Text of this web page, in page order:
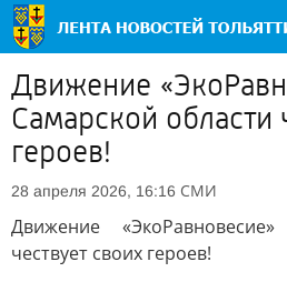
Движение
Самарской области
героев!
28 апреля 2026, 16:16 СМИ
Движение
чествует своих героев!